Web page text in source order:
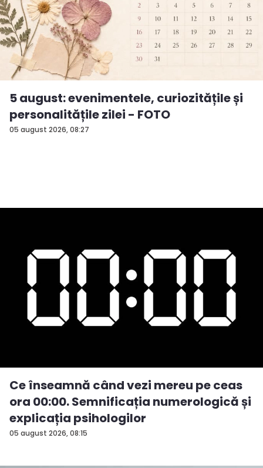
05 august 2026, 08:27
5 august: evenimentele, curiozitățile și
personalitățile zilei - FOTO
05 august 2026, 08:15
Ce înseamnă când vezi mereu pe ceas
ora 00:00. Semnificația numerologică și
explicația psihologilor